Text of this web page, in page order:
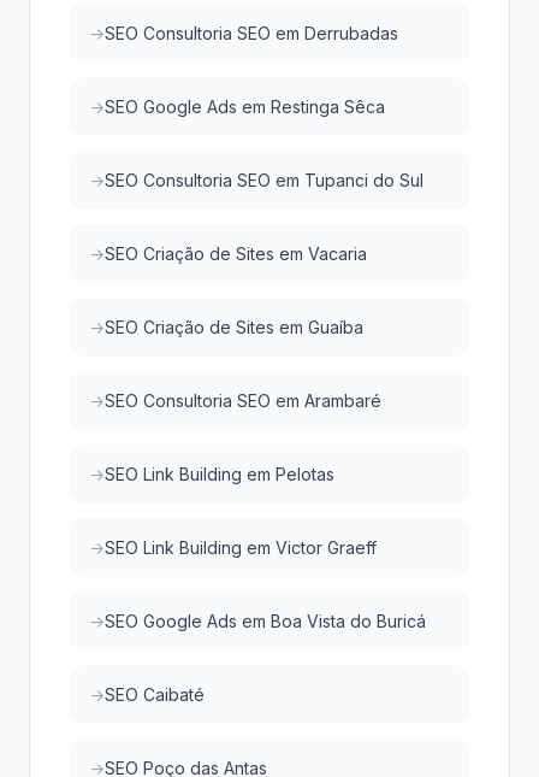
SEO Consultoria SEO em Derrubadas
SEO Google Ads em Restinga Sêca
SEO Consultoria SEO em Tupanci do Sul
SEO Criação de Sites em Vacaria
SEO Criação de Sites em Guaíba
SEO Consultoria SEO em Arambaré
SEO Link Building em Pelotas
SEO Link Building em Victor Graeff
SEO Google Ads em Boa Vista do Buricá
SEO Caibaté
SEO Poço das Antas